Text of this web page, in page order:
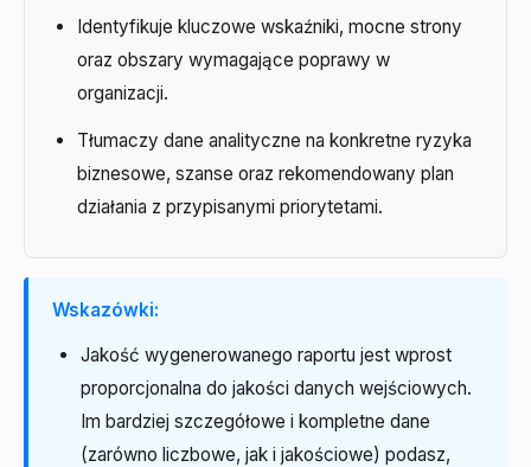
Identyfikuje kluczowe wskaźniki, mocne strony
oraz obszary wymagające poprawy w
organizacji.
Tłumaczy dane analityczne na konkretne ryzyka
biznesowe, szanse oraz rekomendowany plan
działania z przypisanymi priorytetami.
Wskazówki:
Jakość wygenerowanego raportu jest wprost
proporcjonalna do jakości danych wejściowych.
Im bardziej szczegółowe i kompletne dane
(zarówno liczbowe, jak i jakościowe) podasz,